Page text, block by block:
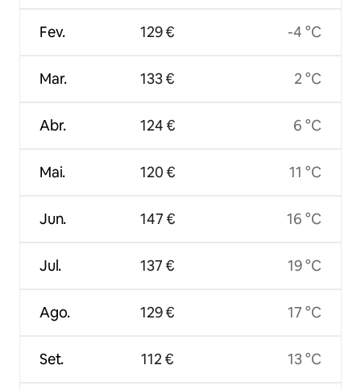
Fev.
Mar.
Abr.
Mai.
Jun.
Jul.
Ago.
Set.
129 €
133 €
124 €
120 €
147 €
137 €
129 €
112 €
-4 °C
2 °C
6 °C
11 °C
16 °C
19 °C
17 °C
13 °C